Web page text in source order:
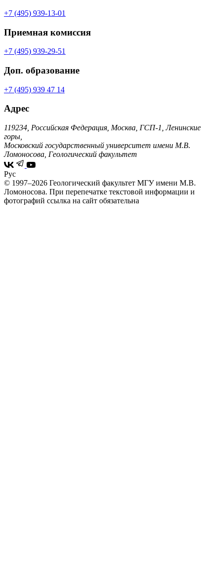
+7 (495) 939-13-01
Приемная комиссия
+7 (495) 939-29-51
Доп. образование
+7 (495) 939 47 14
Адрес
119234, Российская Федерация, Москва, ГСП-1, Ленинские
горы,
Московский государственный университет имени М.В.
Ломоносова, Геологический факультет
Рус
© 1997–2026 Геологический факультет МГУ имени М.В.
Ломоносова. При перепечатке текстовой информации и
фотографий ссылка на сайт обязательна